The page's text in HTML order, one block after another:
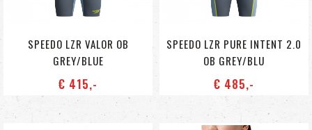
SPEEDO LZR VALOR OB
GREY/BLUE
€ 415,-
SPEEDO LZR PURE INTENT 2.0
OB GREY/BLU
€ 485,-